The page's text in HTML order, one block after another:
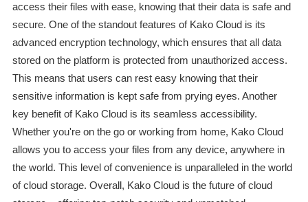
access their files with ease, knowing that their data is safe and
secure. One of the standout features of Kako Cloud is its
advanced encryption technology, which ensures that all data
stored on the platform is protected from unauthorized access.
This means that users can rest easy knowing that their
sensitive information is kept safe from prying eyes. Another
key benefit of Kako Cloud is its seamless accessibility.
Whether you're on the go or working from home, Kako Cloud
allows you to access your files from any device, anywhere in
the world. This level of convenience is unparalleled in the world
of cloud storage. Overall, Kako Cloud is the future of cloud